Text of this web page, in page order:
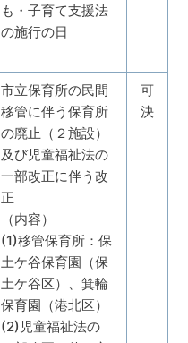
も・子育て支援法
の施行の日
市立保育所の民間
移管に伴う保育所
の廃止（２施設）
及び児童福祉法の
一部改正に伴う改
正
（内容）
(1)移管保育所：保
土ケ谷保育園（保
土ケ谷区）、箕輪
保育園（港北区）
(2)児童福祉法の
可
決